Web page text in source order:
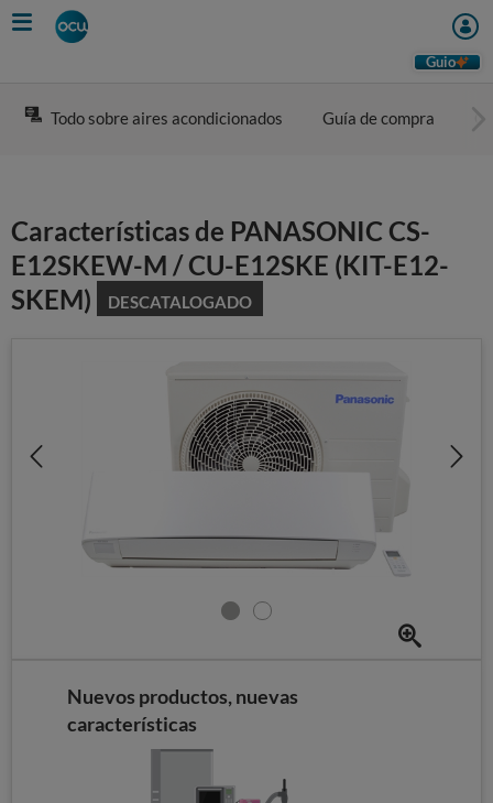
Skip
to
Guio
Todo sobre aires acondicionados Guía de compra
Características de PANASONIC CS-
E12SKEW-M / CU-E12SKE (KIT-E12-
SKEM)
DESCATALOGADO
Nuevos productos, nuevas
características